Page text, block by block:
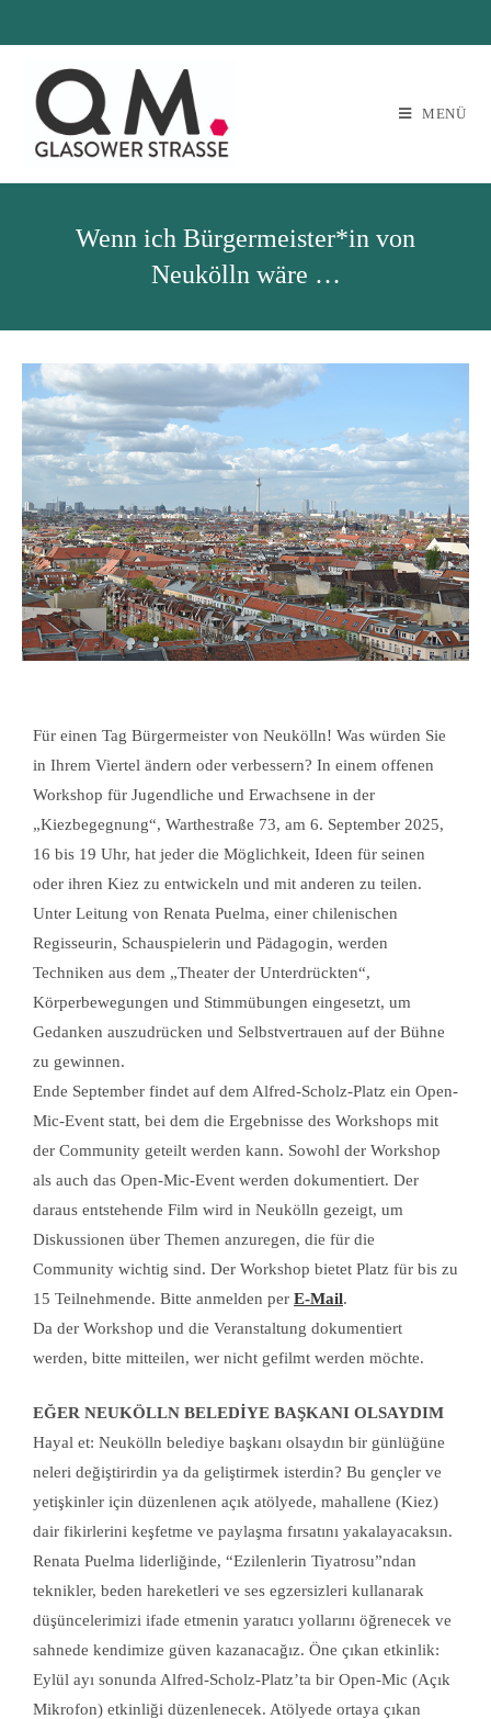
MENÜ
Wenn ich Bürgermeister*in von
Neukölln wäre …
Für einen Tag Bürgermeister von Neukölln! Was würden Sie
in Ihrem Viertel ändern oder verbessern? In einem offenen
Workshop für Jugendliche und Erwachsene in der
„Kiezbegegnung“, Warthestraße 73, am 6. September 2025,
16 bis 19 Uhr, hat jeder die Möglichkeit, Ideen für seinen
oder ihren Kiez zu entwickeln und mit anderen zu teilen.
Unter Leitung von Renata Puelma, einer chilenischen
Regisseurin, Schauspielerin und Pädagogin, werden
Techniken aus dem „Theater der Unterdrückten“,
Körperbewegungen und Stimmübungen eingesetzt, um
Gedanken auszudrücken und Selbstvertrauen auf der Bühne
zu gewinnen.
Ende September findet auf dem Alfred-Scholz-Platz ein Open-
Mic-Event statt, bei dem die Ergebnisse des Workshops mit
der Community geteilt werden kann. Sowohl der Workshop
als auch das Open-Mic-Event werden dokumentiert. Der
daraus entstehende Film wird in Neukölln gezeigt, um
Diskussionen über Themen anzuregen, die für die
Community wichtig sind. Der Workshop bietet Platz für bis zu
15 Teilnehmende. Bitte anmelden per E-Mail.
Da der Workshop und die Veranstaltung dokumentiert
werden, bitte mitteilen, wer nicht gefilmt werden möchte.
EĞER NEUKÖLLN BELEDİYE BAŞKANI OLSAYDIM
Hayal et: Neukölln belediye başkanı olsaydın bir günlüğüne
neleri değiştirirdin ya da geliştirmek isterdin? Bu gençler ve
yetişkinler için düzenlenen açık atölyede, mahallene (Kiez)
dair fikirlerini keşfetme ve paylaşma fırsatını yakalayacaksın.
Renata Puelma liderliğinde, “Ezilenlerin Tiyatrosu”ndan
teknikler, beden hareketleri ve ses egzersizleri kullanarak
düşüncelerimizi ifade etmenin yaratıcı yollarını öğrenecek ve
sahnede kendimize güven kazanacağız. Öne çıkan etkinlik:
Eylül ayı sonunda Alfred-Scholz-Platz’ta bir Open-Mic (Açık
Mikrofon) etkinliği düzenlenecek. Atölyede ortaya çıkan